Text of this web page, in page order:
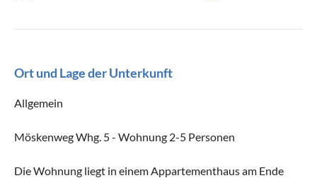
Ort und Lage der Unterkunft
Allgemein
Möskenweg Whg. 5 - Wohnung 2-5 Personen
Die Wohnung liegt in einem Appartementhaus am Ende